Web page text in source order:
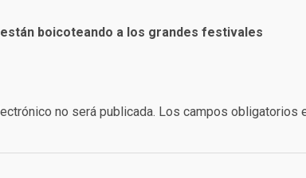
boicoteando a los grandes festivales
no será publicada. Los campos obligatorios